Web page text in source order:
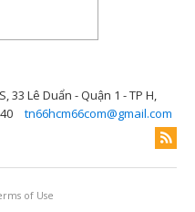
33 Lê Duẩn - Quận 1 - TP H,
tn66hcm66com@gmail.com
of Use